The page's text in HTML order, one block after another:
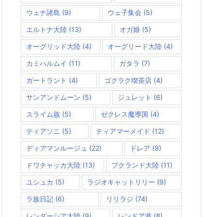
ウェナ諸島 (9) ウェ子集会 (5)
エルトナ大陸 (13) オガ娘 (5)
オーグリッド大陸 (4) オーグリード大陸 (4)
カミハルムイ (11) ガタラ (7)
ガートラント (4) ゴクラク喫茶店 (4)
サンアンドムーン (5) ジュレット (6)
スライム族 (5) ゼクレス魔導国 (4)
ティアソニ (5) ティアマーメイド (12)
ディアマンルージュ (22) ドレア (9)
ドワチャッカ大陸 (13) プクランド大陸 (11)
ユシュカ (5) ラジオキャットリリー (9)
ラ族日記 (6) リリラジ (74)